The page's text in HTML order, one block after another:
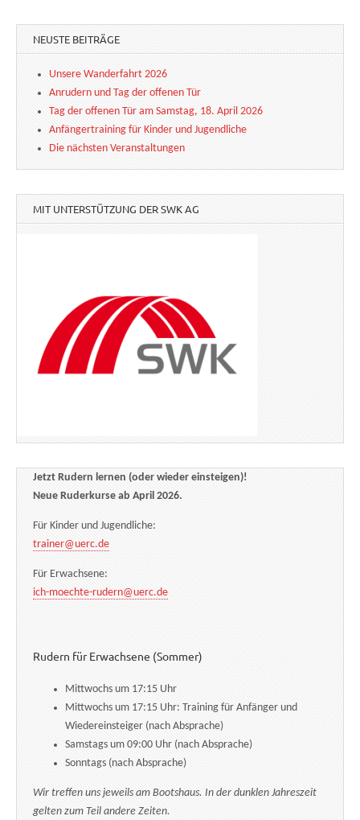
NEUSTE BEITRÄGE
Unsere Wanderfahrt 2026
Anrudern und Tag der offenen Tür
Tag der offenen Tür am Samstag, 18. April 2026
Anfängertraining für Kinder und Jugendliche
Die nächsten Veranstaltungen
MIT UNTERSTÜTZUNG DER SWK AG
Jetzt Rudern lernen (oder wieder einsteigen)!
Neue Ruderkurse ab April 2026.
Für Kinder und Jugendliche:
trainer@uerc.de
Für Erwachsene:
ich-moechte-rudern@uerc.de
Rudern für Erwachsene (Sommer)
Mittwochs um 17:15 Uhr
Mittwochs um 17:15 Uhr: Training für Anfänger und
Wiedereinsteiger (nach Absprache)
Samstags um 09:00 Uhr (nach Absprache)
Sonntags (nach Absprache)
Wir treffen uns jeweils am Bootshaus. In der dunklen Jahreszeit
gelten zum Teil andere Zeiten.